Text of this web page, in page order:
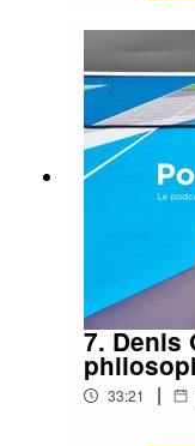
7. Denis
33:21 |